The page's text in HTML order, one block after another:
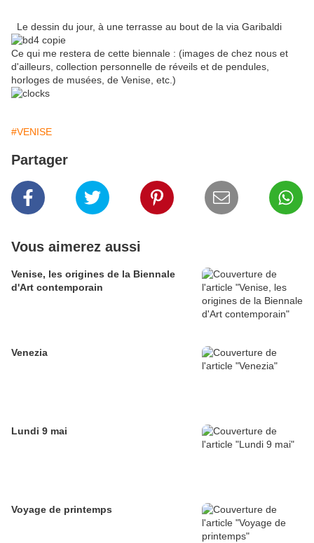
Le dessin du jour, à une terrasse au bout de la via Garibaldi
Ce qui me restera de cette biennale : (images de chez nous et
d'ailleurs, collection personnelle de réveils et de pendules,
horloges de musées, de Venise, etc.)
#VENISE
Partager
Vous aimerez aussi
Venise, les origines de la Biennale
d'Art contemporain
Venezia
Lundi 9 mai
Voyage de printemps